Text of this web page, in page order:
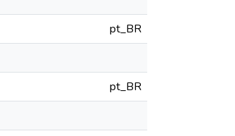
pt_BR
pt_BR